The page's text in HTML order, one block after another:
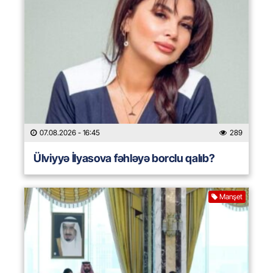
07.08.2026 - 16:45 289
Ülviyyə İlyasova fəhləyə borclu qalıb?
Manşet